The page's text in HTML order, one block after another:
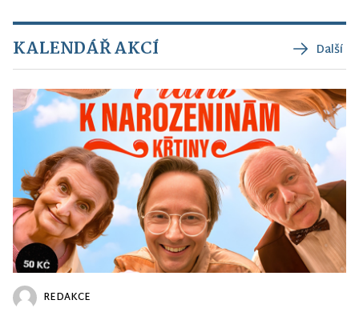
KALENDÁŘ AKCÍ Další
REDAKCE